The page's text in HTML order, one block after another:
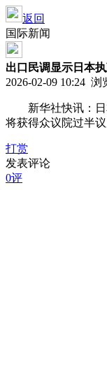
返回
国际新闻
出口民调显示日本
2026-02-09 10:24 浏
新华社快讯：日
将获得众议院过半议
打赏
发表评论
0评